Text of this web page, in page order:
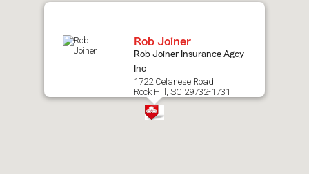
Rob Joiner
Rob Joiner Insurance Agcy
Inc
1722 Celanese Road
Rock Hill, SC 29732-1731